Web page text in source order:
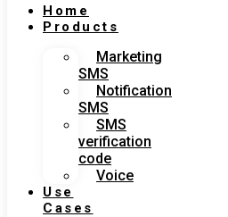
Home
Products
Marketing
SMS
Notification
SMS
SMS
verification
code
Voice
Use
Cases